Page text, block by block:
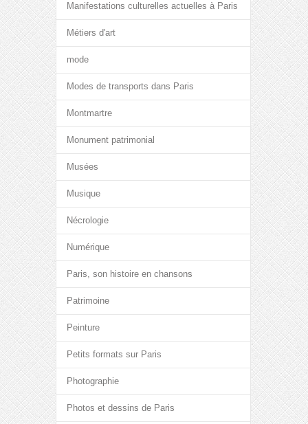
Manifestations culturelles actuelles à Paris
Métiers d'art
mode
Modes de transports dans Paris
Montmartre
Monument patrimonial
Musées
Musique
Nécrologie
Numérique
Paris, son histoire en chansons
Patrimoine
Peinture
Petits formats sur Paris
Photographie
Photos et dessins de Paris